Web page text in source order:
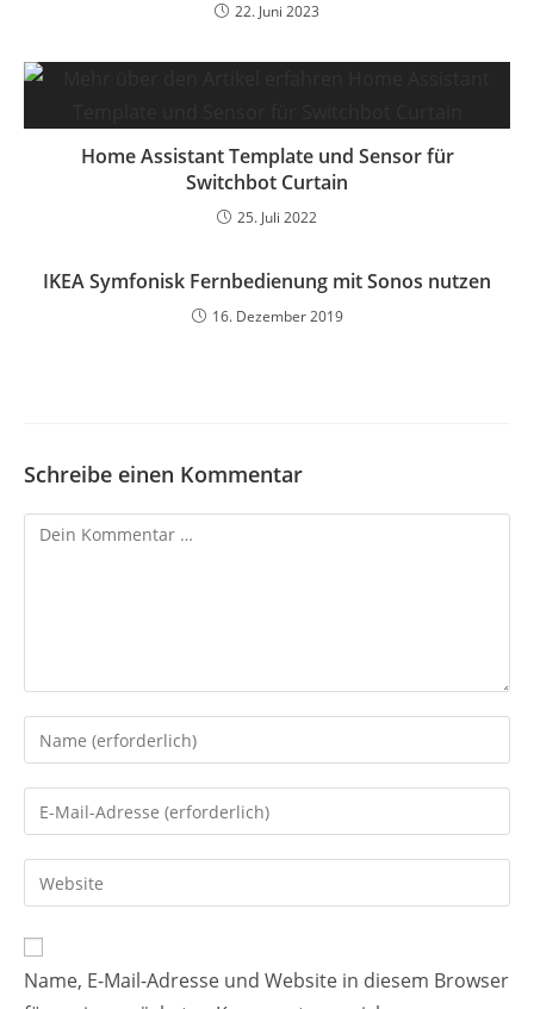
22. Juni 2023
Home Assistant Template und Sensor für
Switchbot Curtain
25. Juli 2022
IKEA Symfonisk Fernbedienung mit Sonos nutzen
16. Dezember 2019
Schreibe einen Kommentar
Kommentar
Gib
deinen
Namen
oder
zum
Kommentieren
ein
Gib
deine
E-
Mail-
zum
Kommentieren
Gib
deine
Website-
URL
ein
Name, E-Mail-Adresse und Website in diesem Browser